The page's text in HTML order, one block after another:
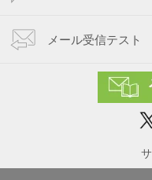
メール受信テスト